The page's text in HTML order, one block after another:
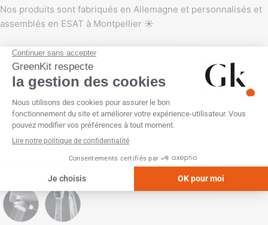
Nos produits sont fabriqués en Allemagne et personnalisés et
assemblés en ESAT à Montpellier ☀️
PERSONNALISATION
Etiquette numérique (quadri)
TYPE DE RÉGULATEUR
TYPE DE FLUX